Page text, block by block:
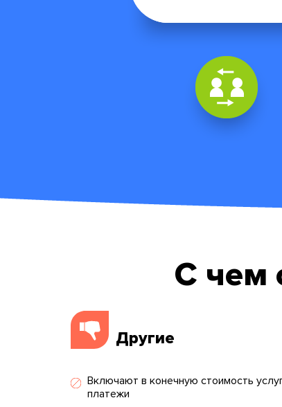
С чем
Другие
Включают в конечную стоимость
платежи